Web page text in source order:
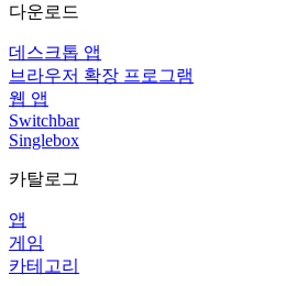
다운로드
데스크톱 앱
브라우저 확장 프로그램
웹 앱
Switchbar
Singlebox
카탈로그
앱
게임
카테고리